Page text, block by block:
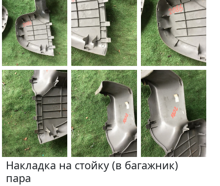
Накладка на стойку (в багажник)
пара